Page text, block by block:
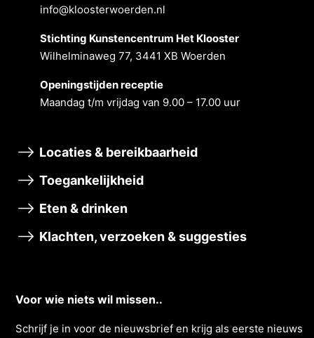
info@kloosterwoerden.nl
Stichting Kunstencentrum Het Klooster
Wilhelminaweg 77, 3441 XB Woerden
Openingstĳden receptie
Maandag t/m vrĳdag van 9.00 – 17.00 uur
Locaties & bereikbaarheid
Toegankelijkheid
Eten & drinken
Klachten, verzoeken & suggesties
Voor wie niets wil missen..
Schrĳf je in voor de nieuwsbrief en krĳg als eerste nieuws